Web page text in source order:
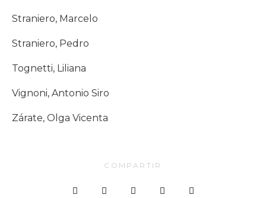
Straniero, Marcelo
Straniero, Pedro
Tognetti, Liliana
Vignoni, Antonio Siro
Zárate, Olga Vicenta
COMPARTIR